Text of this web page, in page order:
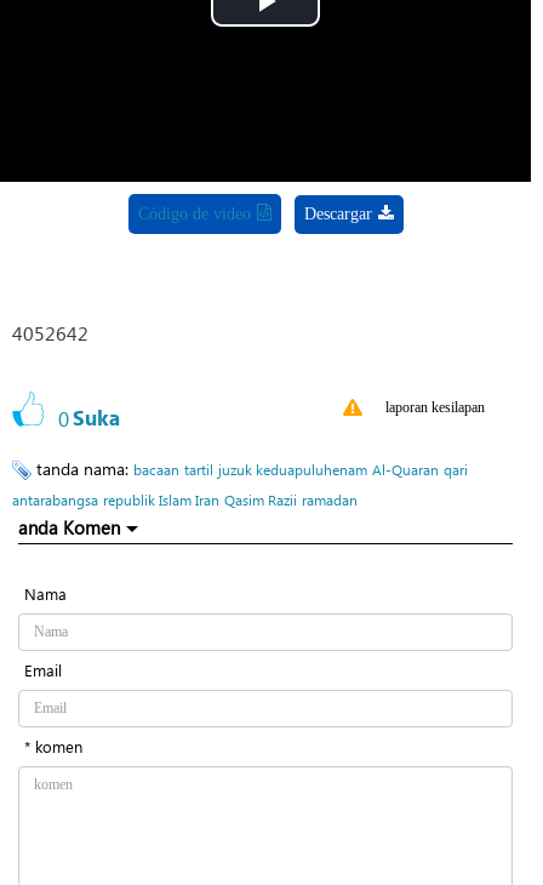
Play
Código de video Descargar
4052642
0Suka laporan kesilapan
tanda nama: bacaan tartil juzuk keduapuluhenam Al-Quaran qari
antarabangsa republik Islam Iran Qasim Razii ramadan
anda Komen
Nama
Email
* komen